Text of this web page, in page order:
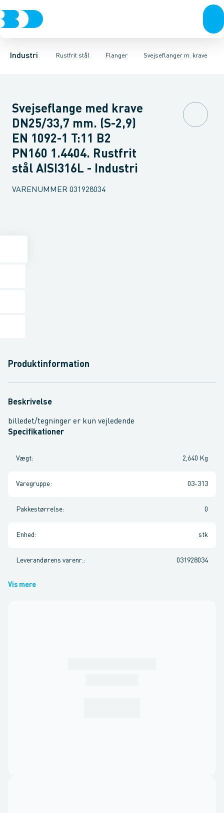
Industri Rustfrit stål
VentilerRustfrit stålSort stålGalvaniseret stålPlastIndustri
Flanger
Svejsefittings ASTM svejsefittingsLevnedsmiddel fittings
Svejseflanger m. krave
Løsflanger Pressede løsflangerSvejseflanger m. krave
Svejseflange med krave
DN25/33,7 mm. (S-2,9)
EN 1092-1 T:11 B2
PN160 1.4404. Rustfrit
stål AISI316L - Industri
VARENUMMER 031928034
Produktinformation
Beskrivelse
billedet/tegninger er kun vejledende
Specifikationer
Vægt: 2,640 Kg
Varegruppe: 03-313
Pakkestørrelse: 0
Enhed : stk
Leverandørens varenr. : 031928034
Vis mere